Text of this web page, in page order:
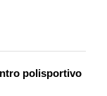
polisportivo